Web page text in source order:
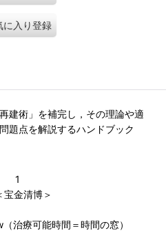
に入り登録
建術」を補完し，その理論や適
題点を解説するハンドブック
1
金清博＞
治療可能時間＝時間の窓）